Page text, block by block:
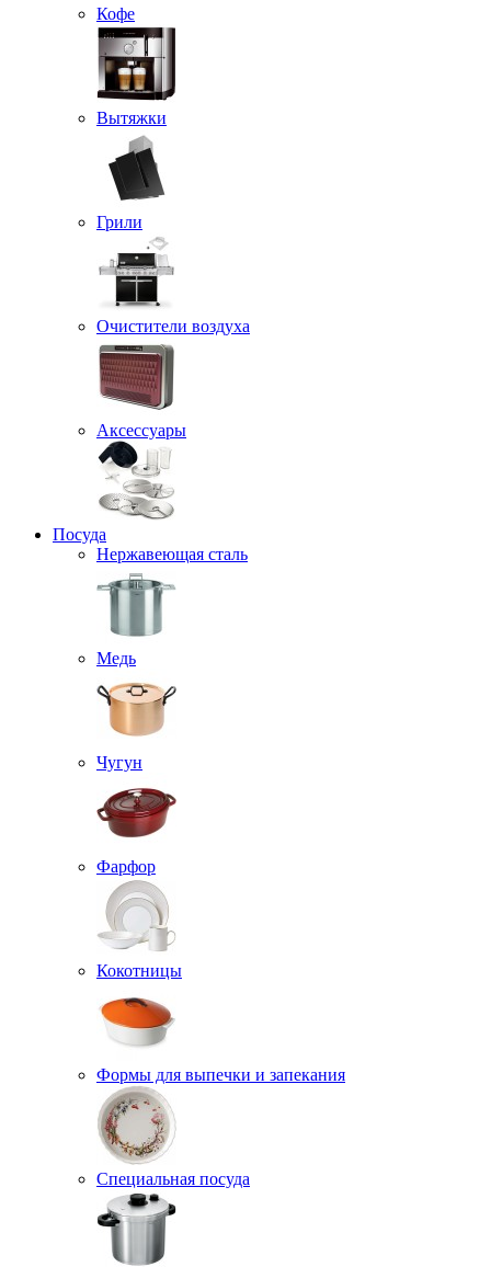
Кофе
Вытяжки
Грили
Очистители воздуха
Аксессуары
Посуда
Нержавеющая сталь
Медь
Чугун
Фарфор
Кокотницы
Формы для выпечки и запекания
Специальная посуда